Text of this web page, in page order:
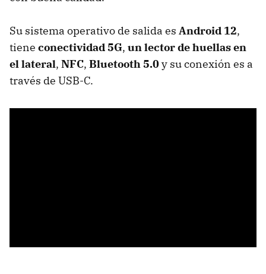
Su sistema operativo de salida es Android 12,
tiene conectividad 5G, un lector de huellas en
el lateral, NFC, Bluetooth 5.0y su conexión es a
través de USB-C.